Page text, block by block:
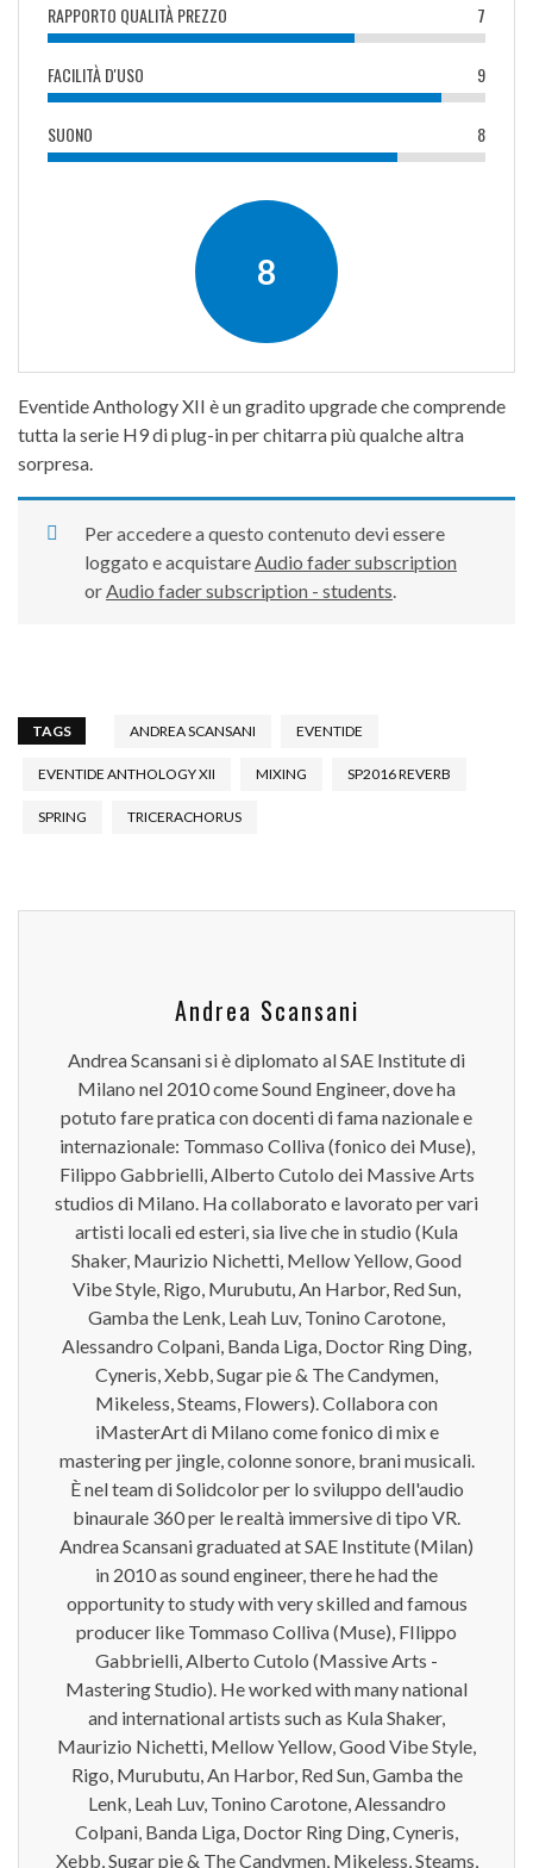
RAPPORTO QUALITÀ PREZZO 7
FACILITÀ D'USO 9
SUONO 8
8
Eventide Anthology XII è un gradito upgrade che comprende
tutta la serie H9 di plug-in per chitarra più qualche altra
sorpresa.
Per accedere a questo contenuto devi essere
loggato e acquistare Audio fader subscription
or Audio fader subscription - students
TAGS ANDREA SCANSANI EVENTIDE
EVENTIDE ANTHOLOGY XII MIXING SP2016 REVERB
SPRING TRICERACHORUS
Andrea Scansani
Andrea Scansani si è diplomato al SAE Institute di
Milano nel 2010 come Sound Engineer, dove ha
potuto fare pratica con docenti di fama nazionale e
internazionale: Tommaso Colliva (fonico dei Muse),
Filippo Gabbrielli, Alberto Cutolo dei Massive Arts
studios di Milano. Ha collaborato e lavorato per vari
artisti locali ed esteri, sia live che in studio (Kula
Shaker, Maurizio Nichetti, Mellow Yellow, Good
Vibe Style, Rigo, Murubutu, An Harbor, Red Sun,
Gamba the Lenk, Leah Luv, Tonino Carotone,
Alessandro Colpani, Banda Liga, Doctor Ring Ding,
Cyneris, Xebb, Sugar pie & The Candymen,
Mikeless, Steams, Flowers). Collabora con
iMasterArt di Milano come fonico di mix e
mastering per jingle, colonne sonore, brani musicali.
È nel team di Solidcolor per lo sviluppo dell'audio
binaurale 360 per le realtà immersive di tipo VR.
Andrea Scansani graduated at SAE Institute (Milan)
in 2010 as sound engineer, there he had the
opportunity to study with very skilled and famous
producer like Tommaso Colliva (Muse), FIlippo
Gabbrielli, Alberto Cutolo (Massive Arts -
Mastering Studio). He worked with many national
and international artists such as Kula Shaker,
Maurizio Nichetti, Mellow Yellow, Good Vibe Style,
Rigo, Murubutu, An Harbor, Red Sun, Gamba the
Lenk, Leah Luv, Tonino Carotone, Alessandro
Colpani, Banda Liga, Doctor Ring Ding, Cyneris,
Xebb, Sugar pie & The Candymen, Mikeless, Steams,